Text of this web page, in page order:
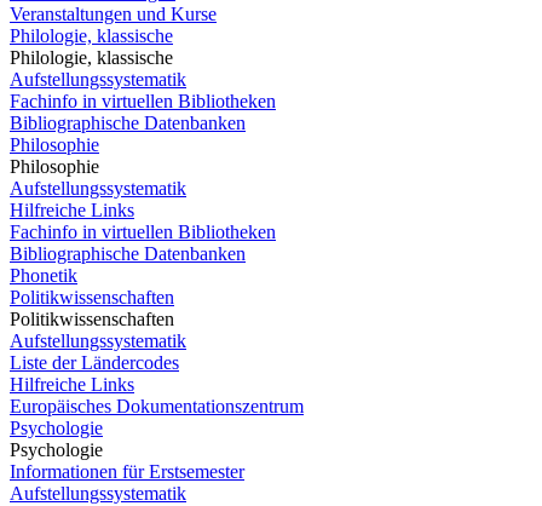
Veranstaltungen und Kurse
Philologie, klassische
Philologie, klassische
Aufstellungssystematik
Fachinfo in virtuellen Bibliotheken
Bibliographische Datenbanken
Philosophie
Philosophie
Aufstellungssystematik
Hilfreiche Links
Fachinfo in virtuellen Bibliotheken
Bibliographische Datenbanken
Phonetik
Politikwissenschaften
Politikwissenschaften
Aufstellungssystematik
Liste der Ländercodes
Hilfreiche Links
Europäisches Dokumentationszentrum
Psychologie
Psychologie
Informationen für Erstsemester
Aufstellungssystematik